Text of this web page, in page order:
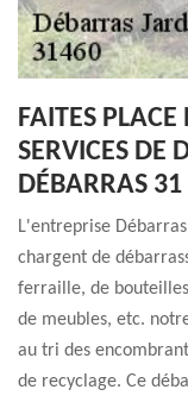
FAITES
SERVICES DE
DÉBARRAS 31
L'entreprise
chargent de
ferraille, de
de meubles, etc.
au tri des
de recyclage. Ce